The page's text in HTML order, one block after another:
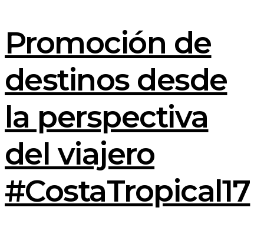
Promoción de
destinos desde
la perspectiva
del viajero
#CostaTropical17